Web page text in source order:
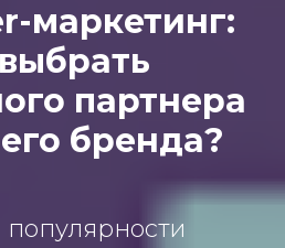
маркетинг:
партнера
бренда?
популярности